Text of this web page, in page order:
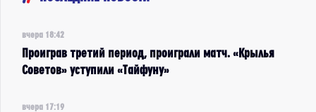
вчера 18:42
Проиграв третий период, проиграли матч. «Крылья
Советов» уступили «Тайфуну»
вчера 17:19